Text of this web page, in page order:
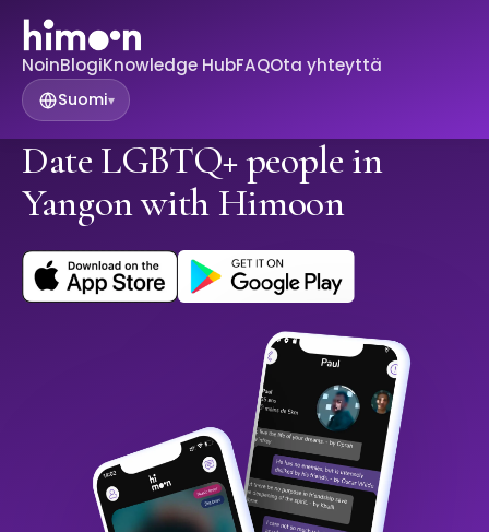
NoinBlogiKnowledge HubFAQOta yhteyttä
Suomi▾
Date LGBTQ+ people in
Yangon with Himoon